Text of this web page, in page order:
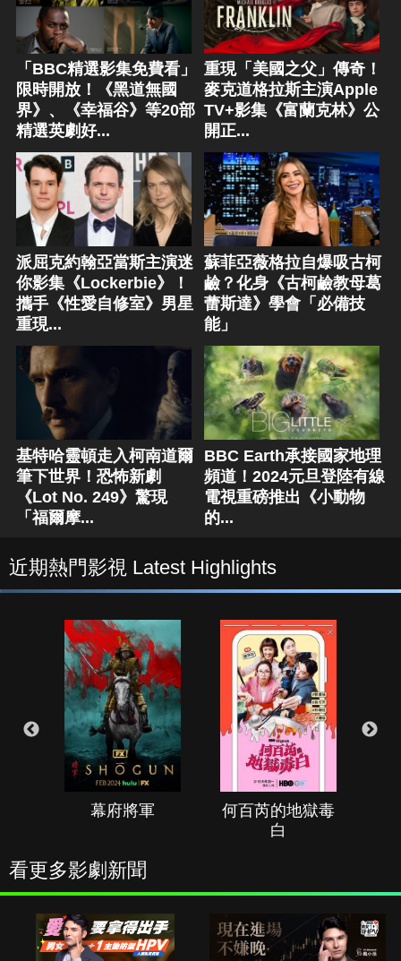
「BBC精選影集免費看」
限時開放！《黑道無國
界》、《幸福谷》等20部
精選英劇好...
重現「美國之父」傳奇！
麥克道格拉斯主演Apple
TV+影集《富蘭克林》公
開正...
派屈克約翰亞當斯主演迷
你影集《Lockerbie》！
攜手《性愛自修室》男星
重現...
蘇菲亞薇格拉自爆吸古柯
鹼？化身《古柯鹼教母葛
蕾斯達》學會「必備技
能」
基特哈靈頓走入柯南道爾
筆下世界！恐怖新劇
《Lot No. 249》驚現
「福爾摩...
BBC Earth承接國家地理
頻道！2024元旦登陸有線
電視重磅推出《小動物
的...
近期熱門影視 Latest Highlights
幕府將軍
何百芮的地獄毒
白
看更多影劇新聞